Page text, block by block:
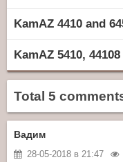
KamAZ 4410 and
KamAZ 5410,
Total 5
Вадим
28-05-2018 в 21:47